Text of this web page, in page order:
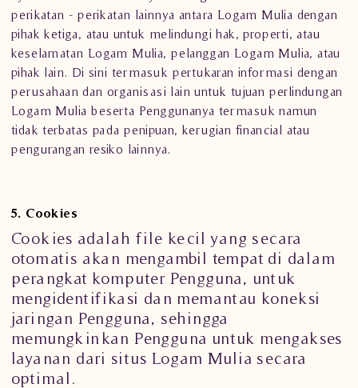
perikatan - perikatan lainnya antara Logam Mulia dengan
pihak ketiga, atau untuk melindungi hak, properti, atau
keselamatan Logam Mulia, pelanggan Logam Mulia, atau
pihak lain. Di sini termasuk pertukaran informasi dengan
perusahaan dan organisasi lain untuk tujuan perlindungan
Logam Mulia beserta Penggunanya termasuk namun
tidak terbatas pada penipuan, kerugian financial atau
pengurangan resiko lainnya.
5. Cookies
Cookies adalah file kecil yang secara
otomatis akan mengambil tempat di dalam
perangkat komputer Pengguna, untuk
mengidentifikasi dan memantau koneksi
jaringan Pengguna, sehingga
memungkinkan Pengguna untuk mengakses
layanan dari situs Logam Mulia secara
optimal.